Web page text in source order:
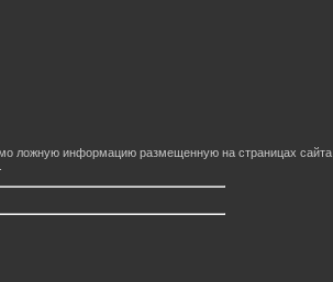
ложную информацию размещенную на страницах сайта.